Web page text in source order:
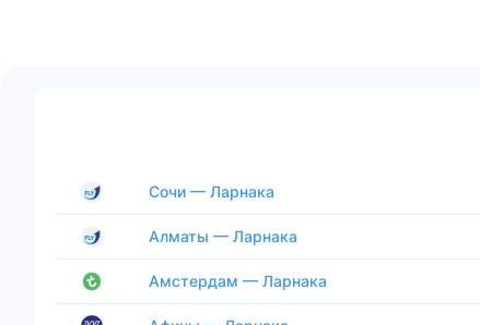
Сочи — Ларнака
Алматы — Ларнака
Амстердам — Ларнака